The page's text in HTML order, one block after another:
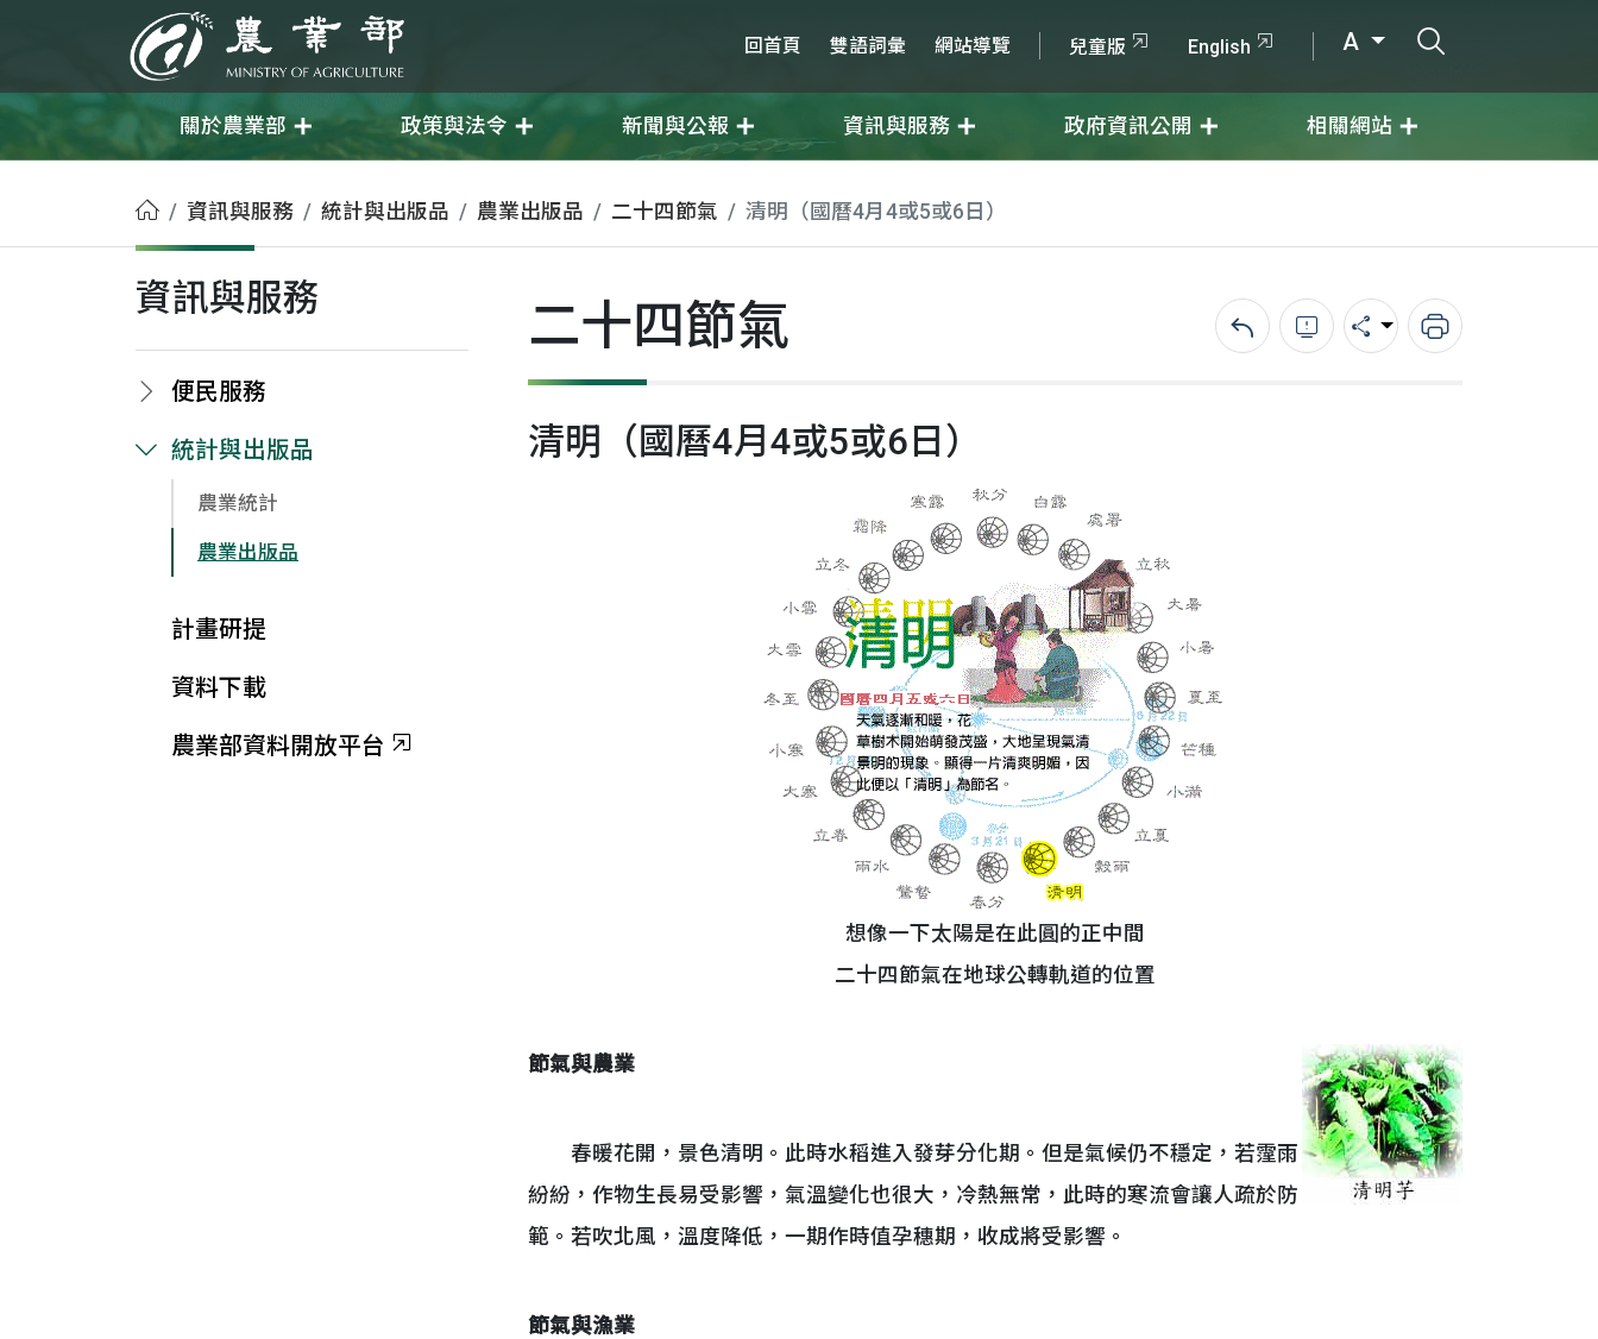
農業部 回首頁 雙語詞彙 網站導覽 兒童版 English A
關於農業部 政策與法令 新聞與公報 資訊與服務 政府資訊公開 相關網站
首頁資訊與服務 統計與出版品 農業出版品 二十四節氣 清明（國曆4月4或5或6日）
資訊與服務
便民服務
統計與出版品
農業統計
農業出版品
計畫研提
資料下載
農業部資料開放平台
二十四節氣 回上一頁錯誤回報分享 列印
清明（國曆4月4或5或6日）
想像一下太陽是在此圓的正中間
二十四節氣在地球公轉軌道的位置
節氣與農業
春暖花開，景色清明。此時水稻進入發芽分化期。但是氣候仍不穩定，若霪雨
紛紛，作物生長易受影響，氣溫變化也很大，冷熱無常，此時的寒流會讓人疏於防
範。若吹北風，溫度降低，一期作時值孕穗期，收成將受影響。
節氣與漁業